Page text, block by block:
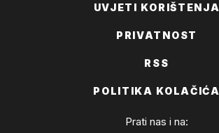
UVJETI KORIŠTENJA
PRIVATNOST
RSS
POLITIKA KOLAČIĆA
Prati nas i na: